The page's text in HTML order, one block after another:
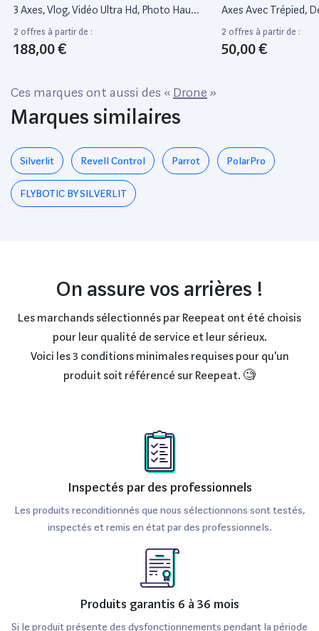
3 Axes, Vlog, Vidéo Ultra Hd, Photo Haute
Résolution 64 Mp, 1/1.7” Cmos, Hdr,
Réduction Du Bruit, Timelapse, Slow
2 offres à partir de :
188,00 €
Axes Avec Trépied,
Portable Et Pliable,
Story, Pour
2 offres à partir de :
50,00 €
Ces marques ont aussi des « Drone »
Marques similaires
Silverlit Revell Control Parrot PolarPro
FLYBOTIC BY SILVERLIT
On assure vos arrières !
Les marchands sélectionnés par Reepeat ont été choisis
pour leur qualité de service et leur sérieux.
Voici les 3 conditions minimales requises pour qu'un
produit soit référencé sur Reepeat. 🧐
Inspectés par des professionnels
Les produits reconditionnés que nous sélectionnons sont testés,
inspectés et remis en état par des professionnels.
Produits garantis 6 à 36 mois
Si le produit présente des dysfonctionnements pendant la période